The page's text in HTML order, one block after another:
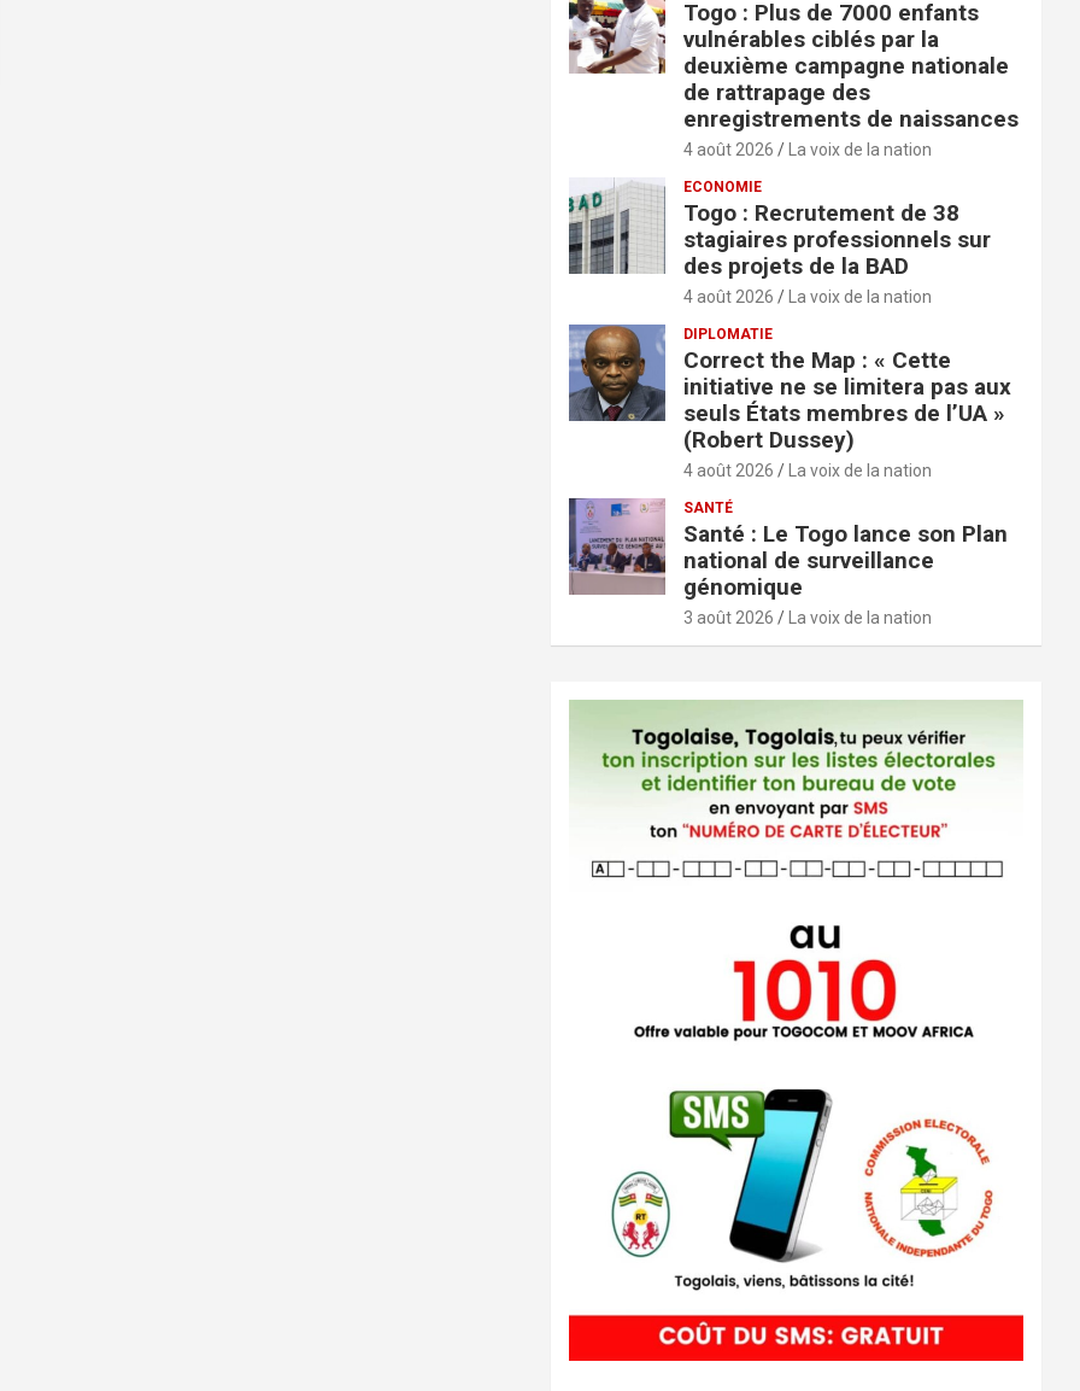
Togo : Plus de 7000 enfants
vulnérables ciblés par la
deuxième campagne nationale
de rattrapage des
enregistrements de naissances
4 août 2026 La voix de la nation
ECONOMIE
Togo : Recrutement de 38
stagiaires professionnels sur
des projets de la BAD
4 août 2026 La voix de la nation
DIPLOMATIE
Correct the Map : « Cette
initiative ne se limitera pas aux
seuls États membres de l’UA »
(Robert Dussey)
4 août 2026 La voix de la nation
SANTÉ
Santé : Le Togo lance son Plan
national de surveillance
génomique
3 août 2026 La voix de la nation